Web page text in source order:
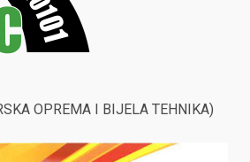
OPREMA I BIJELA TEHNIKA)